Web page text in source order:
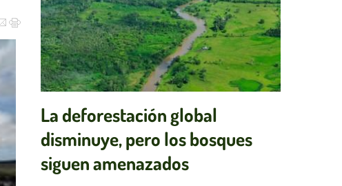
La deforestación global
disminuye, pero los bosques
siguen amenazados